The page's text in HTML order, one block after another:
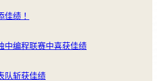
佳绩！
中编程联赛中喜获佳绩
队斩获佳绩